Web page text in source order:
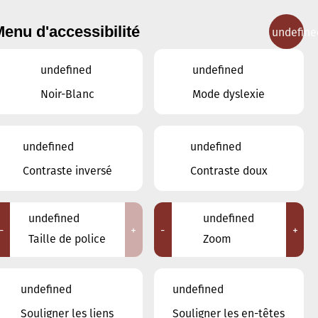
MUSICAL CONTACT
FÉVRIER
24 25 26 28
d'accessibilité
undefined
Noir-Blanc
undefined
Mode dyslexie
undefined
Contraste inversé
undefined
Contraste doux
-
undefined
Taille de police
+ -
undefined
Zoom
+
undefined
Souligner les liens
undefined
Souligner les en-têtes